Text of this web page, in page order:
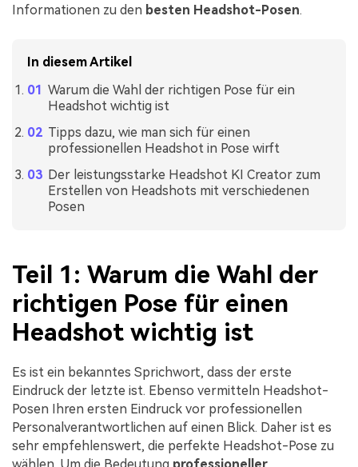
Informationen zu den besten Headshot-Posen.
In diesem Artikel
Warum die Wahl der richtigen Pose für ein
Headshot wichtig ist
Tipps dazu, wie man sich für einen
professionellen Headshot in Pose wirft
Der leistungsstarke Headshot KI Creator zum
Erstellen von Headshots mit verschiedenen
Posen
Teil 1: Warum die Wahl der
richtigen Pose für einen
Headshot wichtig ist
Es ist ein bekanntes Sprichwort, dass der erste
Eindruck der letzte ist. Ebenso vermitteln Headshot-
Posen Ihren ersten Eindruck vor professionellen
Personalverantwortlichen auf einen Blick. Daher ist es
sehr empfehlenswert, die perfekte Headshot-Pose zu
wählen. Um die Bedeutung professioneller